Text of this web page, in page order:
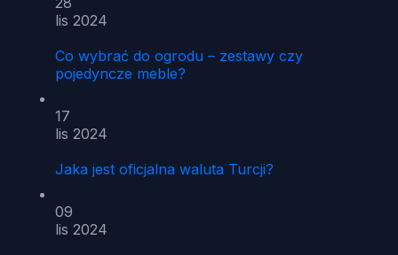
lis 2024
Co wybrać do ogrodu – zestawy czy
pojedyncze meble?
17
lis 2024
Jaka jest oficjalna waluta Turcji?
09
lis 2024